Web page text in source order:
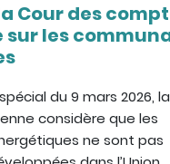
Cour des
sur les
du 9 mars 2026,
considère que les
ne sont pas